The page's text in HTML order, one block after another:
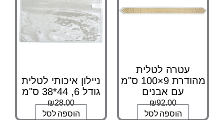
עטרה לטלית
מהודרת 9×100 ס"מ
עם אבנים
₪92.00
הוספה לסל
ניילון איכותי לטלית
גודל 6, 44*38 ס"מ
₪28.00
הוספה לסל